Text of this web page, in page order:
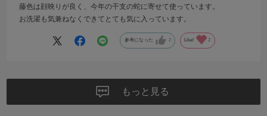
藤色は顔映りが良く、今年の干支の蛇に寄せて使っています。
お洗濯も気兼ねなくできてとても気に入っています。
参考になった 2 Like! 2
もっと見る